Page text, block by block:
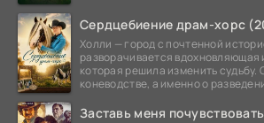
Сердцебиение драм-хорс
Холли — город с почтенной
разворачивается
которая решила изменить судьбу.
коневодстве, а именно о
Заставь меня